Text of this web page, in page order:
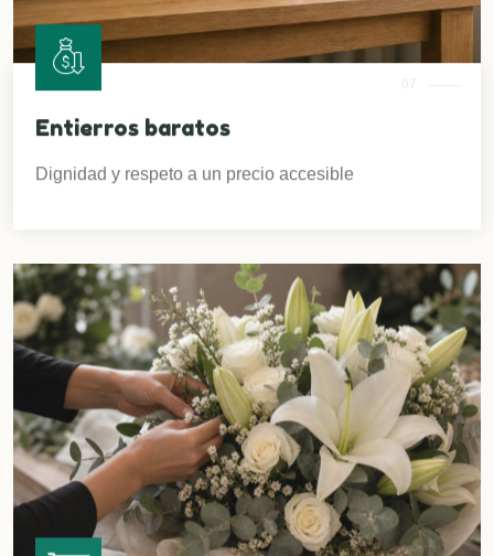
Entierros baratos
Dignidad y respeto a un precio accesible